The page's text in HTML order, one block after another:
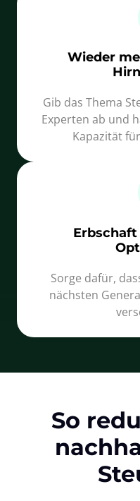
Wieder
Gib das Thema
Experten ab und
Kapazität
Sorge dafür,
nächsten
So